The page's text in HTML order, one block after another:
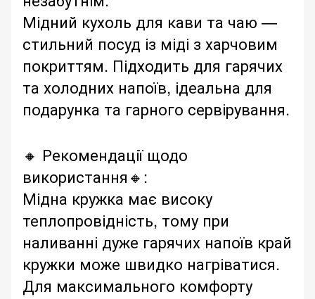
Мідний кухоль для кави та чаю —
стильний посуд із міді з харчовим
покриттям. Підходить для гарячих
та холодних напоїв, ідеальна для
подарунка та гарного сервірування.
🔸 Рекомендації щодо
використання🔸:
Мідна кружка має високу
теплопровідність, тому при
наливанні дуже гарячих напоїв край
кружки може швидко нагріватися.
Для максимального комфорту